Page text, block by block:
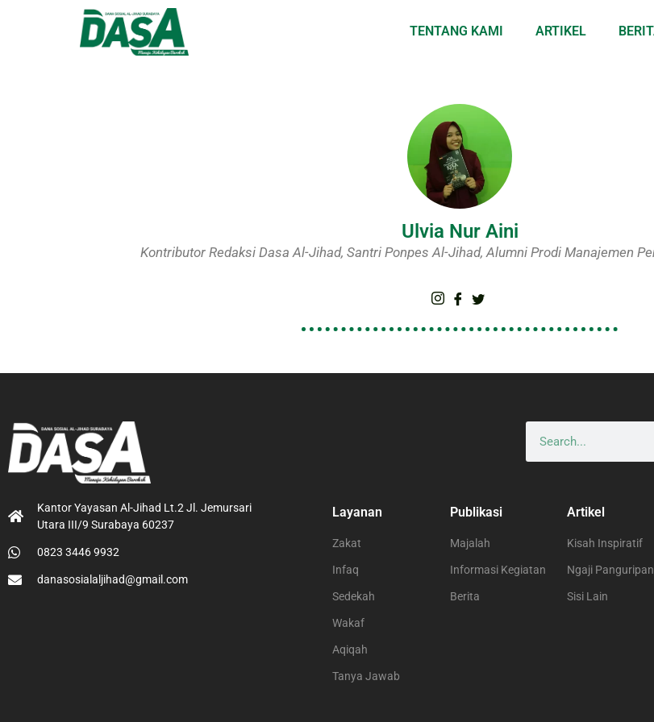
TENTANG KAMI ARTIKEL
Ulvia Nur Aini
Kontributor Redaksi Dasa Al-Jihad, Santri Ponpes Al-Jihad, Alumni Prodi Manajemen
Kantor Yayasan Al-Jihad Lt.2 Jl. Jemursari
Utara III/9 Surabaya 60237
0823 3446 9932
danasosialaljihad@gmail.com
Layanan
Zakat
Infaq
Sedekah
Wakaf
Aqiqah
Tanya Jawab
Publikasi
Majalah
Informasi Kegiatan
Berita
Artikel
Kisah Inspiratif
Ngaji Panguripan
Sisi Lain